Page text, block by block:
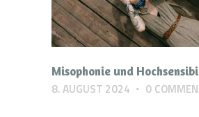
Misophonie und
8. AUGUST 2024 0